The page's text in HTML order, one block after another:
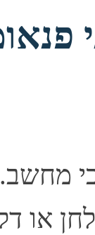
מפואר